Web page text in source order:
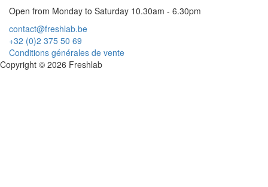
Open from Monday to Saturday 10.30am - 6.30pm
contact@freshlab.be
+32 (0)2 375 50 69
Conditions générales de vente
Copyright © 2026 Freshlab